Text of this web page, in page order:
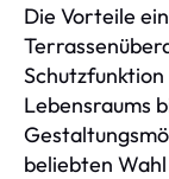
Die Vorteile
Lebensraums
beliebten